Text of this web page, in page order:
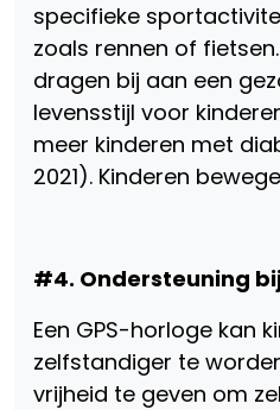
specifieke
zoals rennen of
dragen bij aan een
levensstijl voor
meer kinderen met
2021). Kinderen
#4. Ondersteuning
Een GPS-horloge kan
zelfstandiger te
vrijheid te geven om